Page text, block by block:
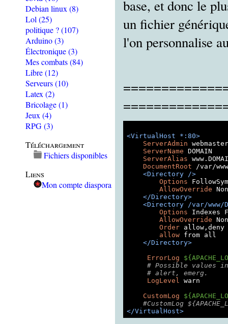
Debian linux (8)
Lol (25)
politique ?(107)
Arduino(3)
Électronique(3)
Mes combats(84)
Libre(12)
Serveurs(10)
Latex (2)
Bricolage(1)
Jeux (4)
RPG(3)
Téléchargement
Fichiers disponibles
Liens
Mon compte diaspora
base, et donc le
un fichier
l'on personnalise
<VirtualHost *:80>
ServerAdmin
ServerName DOMAIN
ServerAlias
DocumentRoot /var/
<Directory />
Options
AllowOverride
</Directory>
<Directory /var/www/
Options Indexes
AllowOverride
Order allow,deny
allow from all
</Directory>
ErrorLog
# Possible values
# alert, emerg.
LogLevel
warn
CustomLog
#CustomLog
</VirtualHost>